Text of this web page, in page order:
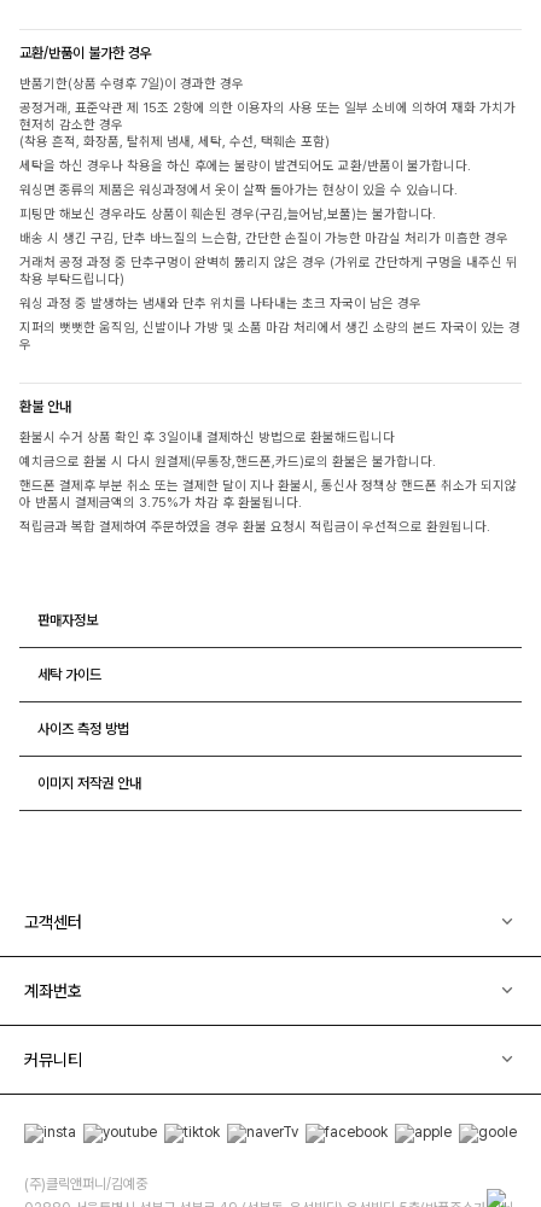
교환/반품이 불가한 경우
반품기한(상품 수령후 7일)이 경과한 경우
공정거래, 표준약관 제 15조 2항에 의한 이용자의 사용 또는 일부 소비에 의하여 재화 가치가
현저히 감소한 경우
(착용 흔적, 화장품, 탈취제 냄새, 세탁, 수선, 택훼손 포함)
세탁을 하신 경우나 착용을 하신 후에는 불량이 발견되어도 교환/반품이 불가합니다.
워싱면 종류의 제품은 워싱과정에서 옷이 살짝 돌아가는 현상이 있을 수 있습니다.
피팅만 해보신 경우라도 상품이 훼손된 경우(구김,늘어남,보풀)는 불가합니다.
배송 시 생긴 구김, 단추 바느질의 느슨함, 간단한 손질이 가능한 마감실 처리가 미흡한 경우
거래처 공정 과정 중 단추구멍이 완벽히 뚫리지 않은 경우 (가위로 간단하게 구멍을 내주신 뒤
착용 부탁드립니다)
워싱 과정 중 발생하는 냄새와 단추 위치를 나타내는 초크 자국이 남은 경우
지퍼의 뻣뻣한 움직임, 신발이나 가방 및 소품 마감 처리에서 생긴 소량의 본드 자국이 있는 경
우
환불 안내
환불시 수거 상품 확인 후 3일이내 결제하신 방법으로 환불해드립니다
예치금으로 환불 시 다시 원결제(무통장,핸드폰,카드)로의 환불은 불가합니다.
핸드폰 결제후 부분 취소 또는 결제한 달이 지나 환불시, 통신사 정책상 핸드폰 취소가 되지않
아 반품시 결제금액의 3.75%가 차감 후 환불됩니다.
적립금과 복합 결제하여 주문하였을 경우 환불 요청시 적립금이 우선적으로 환원됩니다.
판매자정보
세탁 가이드
사이즈 측정 방법
이미지 저작권 안내
고객센터
계좌번호
커뮤니티
(주)클릭앤퍼니/김예중